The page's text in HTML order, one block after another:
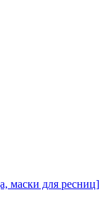
маски для ресниц]